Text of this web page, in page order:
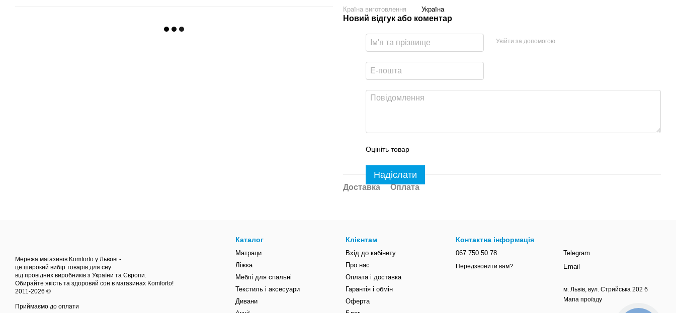
Країна виготовлення
Україна
Новий відгук або коментар
Увійти за допомогою
Оцініть товар
Надіслати
Доставка Оплата
Мережа магазинів Komforto у Львові -
це широкий вибір товарів для сну
від провідних виробників з України та Європи.
Обирайте якість та здоровий сон в магазинах Komforto!
2011-2026 ©
Приймаємо до оплати
Каталог
Матраци
Ліжка
Меблі для спальні
Текстиль і аксесуари
Дивани
Клієнтам
Вхід до кабінету
Про нас
Оплата і доставка
Гарантія і обмін
Оферта
Контактна інформація
067 750 50 78
Передзвонити вам?
Telegram
Email
м. Львів, вул. Стрийська 202 б
Мапа проїзду